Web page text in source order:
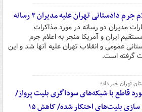
جرم دادستانی تهران علیه مدیران ۲ رسانه
مدیران دو رسانه در مورد مذاکرات
ایران و آمریکا منجر به اعلام جرم
عمومی و انقلاب تهران علیه آنها شد و این
گرفته است.
تهران خبر داد؛
قاطع با شبکه‌های سوداگری بلیت پرواز/
آزاد سازی بلیت‌های احتکار شده/ کاهش ۱۵